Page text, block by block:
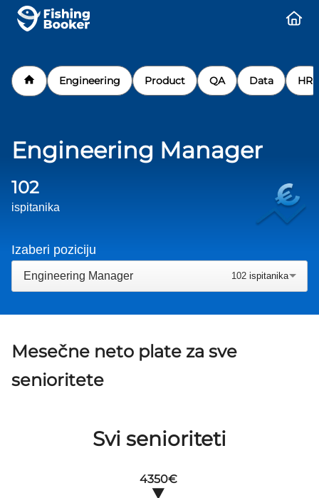
Engineering Product QA Data HR
Engineering Manager
102
ispitanika
Izaberi poziciju
Engineering Manager 102 ispitanika
Mesečne neto plate za sve
senioritete
Svi senioriteti
4350€